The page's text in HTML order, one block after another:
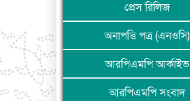
প্রেস রিলিজ
অনাপত্তি পত্র (এনওসি)
আরপিএমপি আর্কাইভ
আরপিএমপি সংবাদ